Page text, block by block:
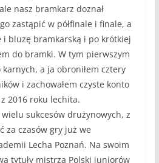
nasz bramkarz doznał
zastąpić w półfinale i finale, a
i bluzę bramkarską i po krótkiej
do bramki. W tym pierwszym
a ja obroniłem cztery
i zachowałem czyste konto
2016 roku lechita.
sukcesów drużynowych, z
za czasów gry już we
Lecha Poznań. Na swoim
tytuły mistrza Polski juniorów